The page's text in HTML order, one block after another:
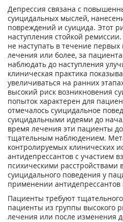
Депрессия связана с
суицидальных мыслей,
повреждений и суицида. Этот
наступления стойкой
не наступать в течение первых
лечения или более, за
наблюдать до наступления
клиническая практика
увеличиваться на ранних
высокий риск возникновения
попыток характерен для
отмечалось суицидальное
суицидальными идеями до
время лечения эти пациенты
тщательным наблюдением.
контролируемых клинических
антидепрессантов с участием
психическими
суицидального поведения у
применении
Пациенты требуют
пациенты из группы высокого
лечения или после изменения